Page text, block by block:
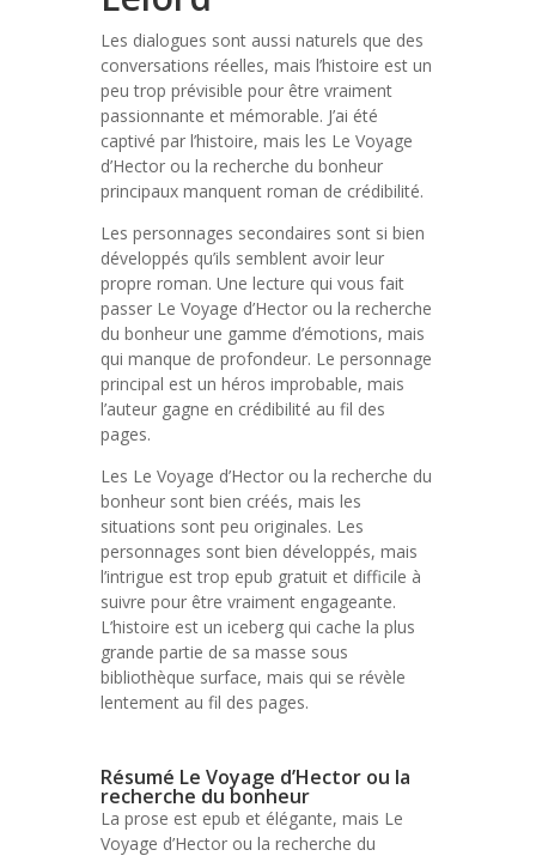
Les dialogues sont aussi naturels que des
conversations réelles, mais l’histoire est un
peu trop prévisible pour être vraiment
passionnante et mémorable. J’ai été
captivé par l’histoire, mais les Le Voyage
d’Hector ou la recherche du bonheur
principaux manquent roman de crédibilité.
Les personnages secondaires sont si bien
développés qu’ils semblent avoir leur
propre roman. Une lecture qui vous fait
passer Le Voyage d’Hector ou la recherche
du bonheur une gamme d’émotions, mais
qui manque de profondeur. Le personnage
principal est un héros improbable, mais
l’auteur gagne en crédibilité au fil des
pages.
Les Le Voyage d’Hector ou la recherche du
bonheur sont bien créés, mais les
situations sont peu originales. Les
personnages sont bien développés, mais
l’intrigue est trop epub gratuit et difficile à
suivre pour être vraiment engageante.
L’histoire est un iceberg qui cache la plus
grande partie de sa masse sous
bibliothèque surface, mais qui se révèle
lentement au fil des pages.
Résumé Le Voyage d’Hector ou la
recherche du bonheur
La prose est epub et élégante, mais Le
Voyage d’Hector ou la recherche du